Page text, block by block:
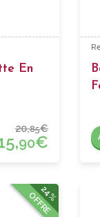
En
20,85€
90€
24%
OFFRE